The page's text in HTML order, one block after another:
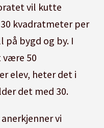
vil kutte
kvadratmeter per
på bygd og by. I
50
elev, heter det i
det med 30.
vi